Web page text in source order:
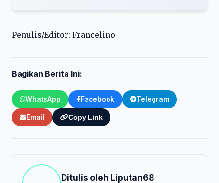
Penulis/Editor: Francelino
Bagikan Berita Ini:
WhatsApp Facebook Telegram
Email Copy Link
Ditulis oleh Liputan68